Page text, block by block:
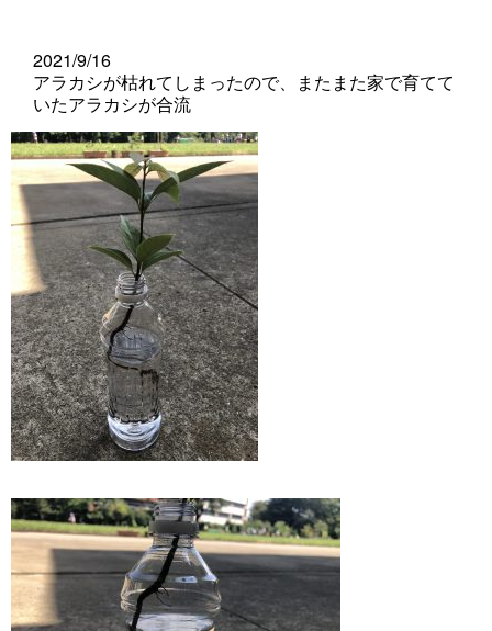
2021/9/16
アラカシが枯れてしまったので、またまた家で育てて
いたアラカシが合流